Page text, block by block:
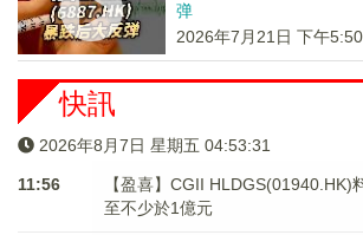
弹
2026年7月21日 下午5:50
快訊
2026年8月7日 星期五 04:53:31
11:56
【盈喜】CGII HLDGS(01940.HK)
至不少於1億元